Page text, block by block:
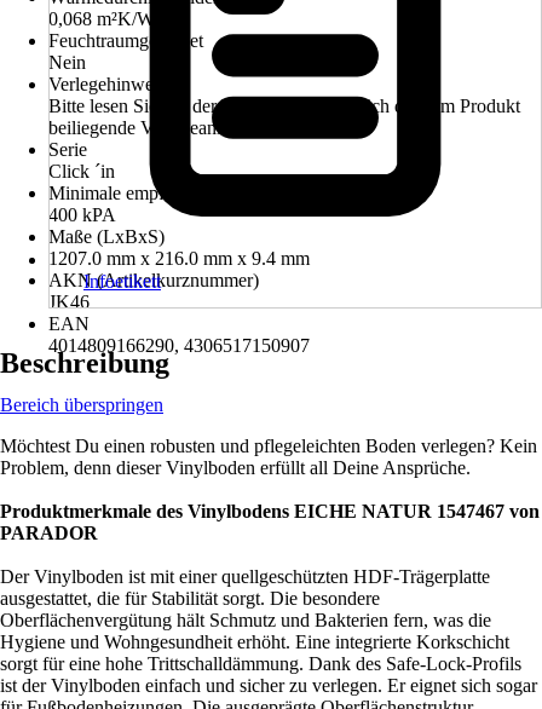
0,068 m²K/W
Feuchtraumgeeignet
Nein
Verlegehinweis
Bitte lesen Sie vor der Verlegung ausführlich die dem Produkt
beiliegende Verlegeanleitung
Serie
Click ´in
Minimale empfohlene Festigkeit der Unterlage
400 kPA
Maße (LxBxS)
1207.0 mm x 216.0 mm x 9.4 mm
AKN (Artikelkurznummer)
JK46
EAN
4014809166290, 4306517150907
Infoetikett
Beschreibung
Bereich überspringen
Möchtest Du einen robusten und pflegeleichten Boden verlegen? Kein
Problem, denn dieser Vinylboden erfüllt all Deine Ansprüche.
Produktmerkmale des Vinylbodens EICHE NATUR 1547467 von
PARADOR
Der Vinylboden ist mit einer quellgeschützten HDF-Trägerplatte
ausgestattet, die für Stabilität sorgt. Die besondere
Oberflächenvergütung hält Schmutz und Bakterien fern, was die
Hygiene und Wohngesundheit erhöht. Eine integrierte Korkschicht
sorgt für eine hohe Trittschalldämmung. Dank des Safe-Lock-Profils
ist der Vinylboden einfach und sicher zu verlegen. Er eignet sich sogar